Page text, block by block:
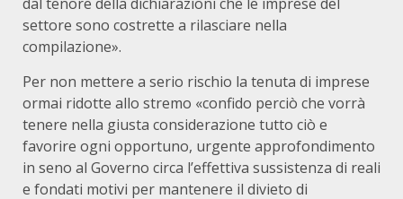
settore sono costrette a rilasciare nella
compilazione».
Per non mettere a serio rischio la tenuta di imprese
ormai ridotte allo stremo «confido perciò che vorrà
tenere nella giusta considerazione tutto ciò e
favorire ogni opportuno, urgente approfondimento
in seno al Governo circa l’effettiva sussistenza di reali
e fondati motivi per mantenere il divieto di